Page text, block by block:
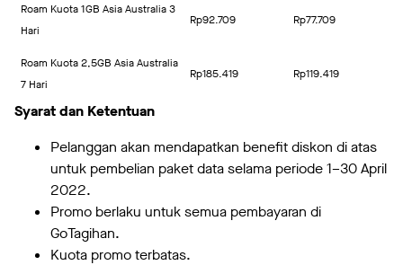
Roam Kuota 1GB Asia Australia 3
Hari
Rp92.709 Rp77.709
Roam Kuota 2,5GB Asia Australia
7 Hari
Rp185.419 Rp119.419
Syarat dan Ketentuan
Pelanggan akan mendapatkan benefit diskon di atas
untuk pembelian paket data selama periode 1–30 April
2022.
Promo berlaku untuk semua pembayaran di
GoTagihan.
Kuota promo terbatas.